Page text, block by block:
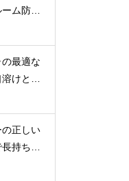
ム防止
最適な
けと美
方法
正しい
持ちさ